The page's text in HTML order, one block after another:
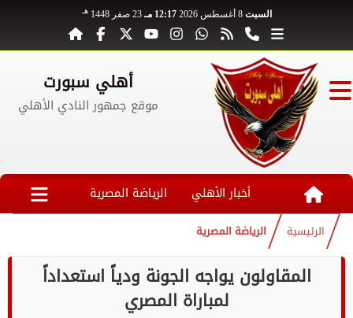
السبت 8 أغسطس 2026 12:17 مـ 23 صفر 1448 هـ
أهلي سبورت
موقع جمهور النادي الأهلي
أخبار الأهلي الرياضة المصرية
الرئيسية الرياضة المصرية
المقاولون يواجه الجونة ودياً استعداداً
لمباراة المصري